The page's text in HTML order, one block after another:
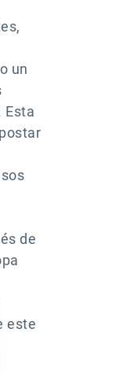
un
Esta
de
este